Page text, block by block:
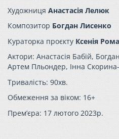
Художниця Анастасія Лелюк
Композитор Богдан Лисенко
Кураторка проєкту Ксенія
Актори: Анастасія Бабій,
Артем Пльондер, Інна
Тривалість: 90хв.
Обмеження за віком: 16+
Прем’єра: 17 лютого 2023р.